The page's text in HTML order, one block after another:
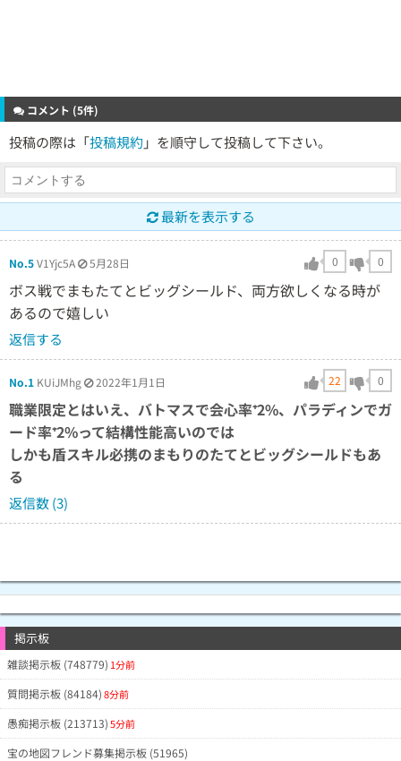
コメント (5件)
投稿の際は「投稿規約 」を順守して投稿して下さい。
最新を表示する
No.5V1Yjc5A 5月28日 0 0
ボス戦でまもたてとビッグシールド、両方欲しくなる時が
あるので嬉しい
返信する
No.1 KUiJMhg 2022年1月1日 22 0
職業限定とはいえ、バトマスで会心率⁺2%、パラディンでガ
ード率⁺2%って結構性能高いのでは
しかも盾スキル必携のまもりのたてとビッグシールドもあ
る
返信数 (3)
掲示板
雑談掲示板 (748779) 1分前
質問掲示板 (84184)8分前
愚痴掲示板 (213713)5分前
宝の地図フレンド募集掲示板 (51965)